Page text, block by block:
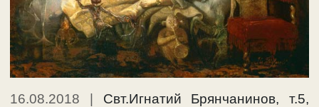
16.08.2018 | Свт.Игнатий Брянчанинов, т.5,